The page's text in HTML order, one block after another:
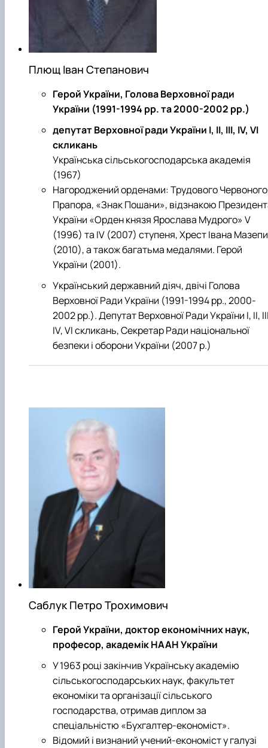
Проєкт «Розвиток лідерських навичок жінок
та мереж для забезпечення рівності у …
Плющ Іван Степанович
Герой України, Голова Верховної ради
України (1991-1994 рр. та 2000-2002 рр.)
депутат Верховної ради України І, ІІ, ІІІ, ІV, VI
скликань
Українська сільськогосподарська академія
(1967)
Нагороджений орденами: Трудового Червоного
Прапора, «Знак Пошани», відзнакою
України «Орден князя Ярослава Мудрого» V
(1996) та IV (2007) ступеня, Хрест Івана Мазепи
(2010), а також багатьма медалями. Герой
України (2001).
Український державний діяч, двічі Голова
Верховної Ради України (1991-1994 рр., 2000-
2002 рр.). Депутат Верховної Ради України І, II,
IV, VI скликань, Секретар Ради національної
безпеки і оборони України (2007 р.)
Саблук Петро Трохимович
Герой України, доктор економічних наук,
професор, академік НААН України
У 1963 році закінчив Українську академію
сільськогосподарських наук, факультет
економіки та організації сільського
господарства, отримав диплом за
спеціальністю «Бухгалтер-економіст».
Відомий і визнаний учений-економіст у галузі